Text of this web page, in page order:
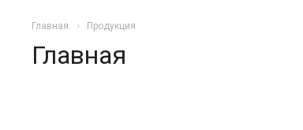
Главная Продукция
Главная